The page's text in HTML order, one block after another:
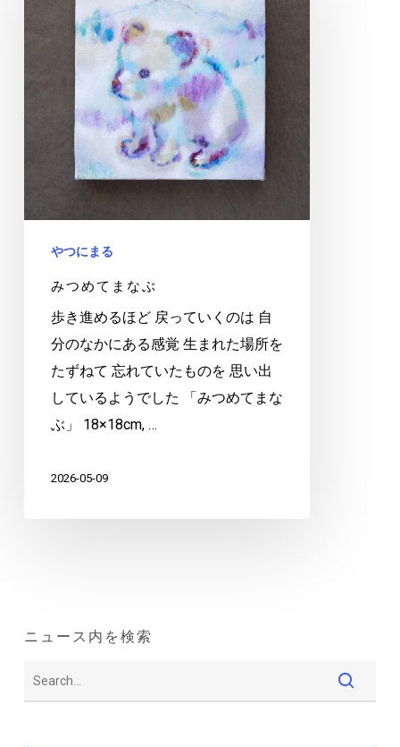
やつにまる
みつめてまなぶ
歩き進めるほど 戻っていくのは 自
分のなかにある感覚 生まれた場所を
たずねて 忘れていたものを 思い出
しているようでした 「みつめてまな
ぶ」 18×18cm, …
2026-05-09
ニュース内を検索